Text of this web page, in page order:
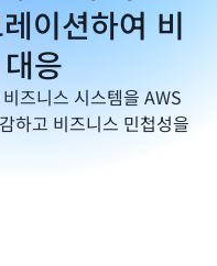
이션하여 비
응
즈니스 시스템을 AWS
하고 비즈니스 민첩성을